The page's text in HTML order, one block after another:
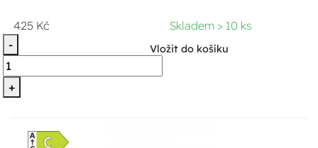
425 Kč
Skladem > 10 ks
-
+
Vložit do košíku